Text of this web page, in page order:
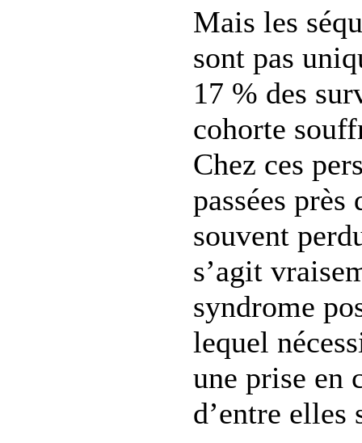
Mais les
sont pas
17 % des
cohorte
Chez ces
passées
souvent
s’agit
syndrome
lequel
une prise en
d’entre elles